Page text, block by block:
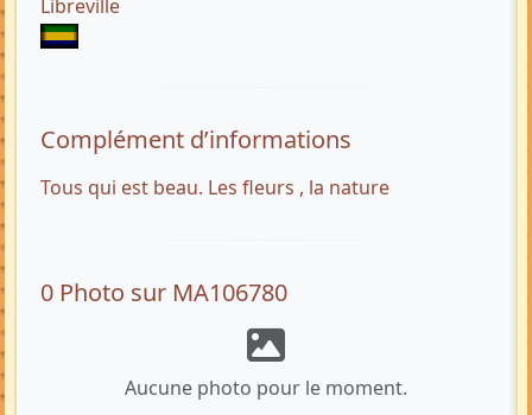
Libreville
Complément d’informations
Tous qui est beau. Les fleurs , la nature
0 Photo sur MA106780
Aucune photo pour le moment.